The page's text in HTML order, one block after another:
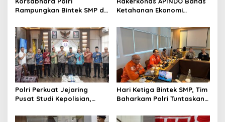
Rampungkan Bintek SMP di
Pengamanan Capai 88,44
Persen
Ketahanan Ekonomi
Soroti Pentingnya
Kolaborasi Lintas Sektor
Polri Perkuat Jejaring
Pusat Studi Kepolisian,
Kebijakan dan Inovasi
Hari Ketiga Bintek SMP, Tim
Baharkam Polri Tuntaskan
Pengamanan Pertamina